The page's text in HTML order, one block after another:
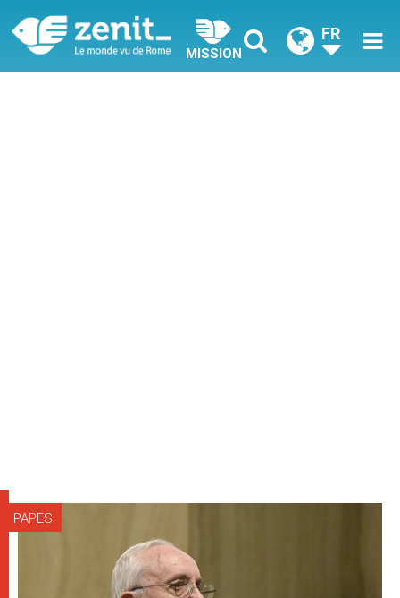
MISSION
FR
PAPES